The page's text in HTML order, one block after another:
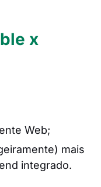
x
Web;
mais
integrado.